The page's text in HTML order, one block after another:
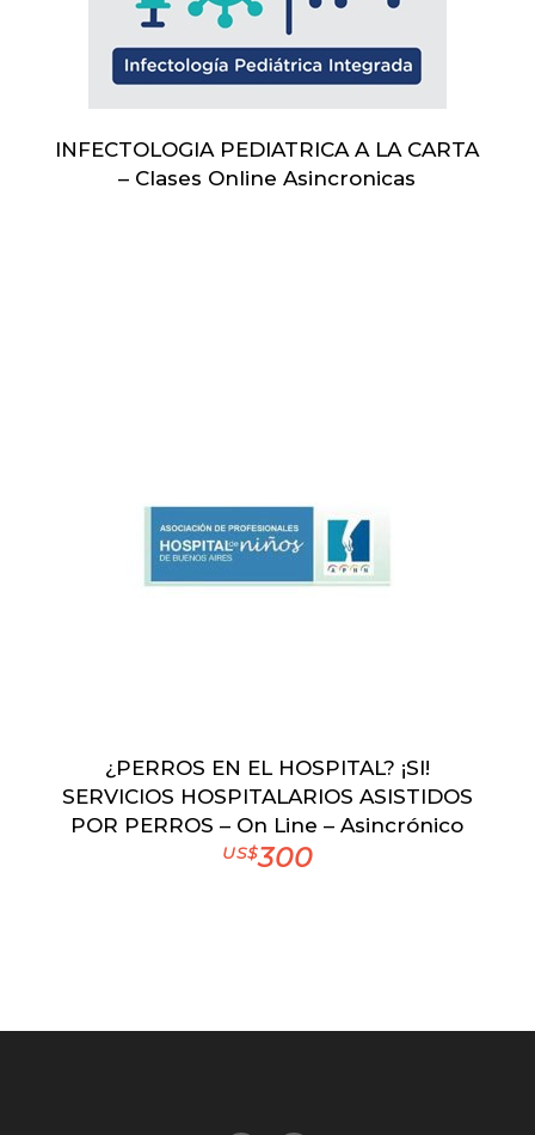
INFECTOLOGIA PEDIATRICA A LA CARTA
– Clases Online Asincronicas
¿PERROS EN EL HOSPITAL? ¡SI!
SERVICIOS HOSPITALARIOS ASISTIDOS
POR PERROS – On Line – Asincrónico
US$300